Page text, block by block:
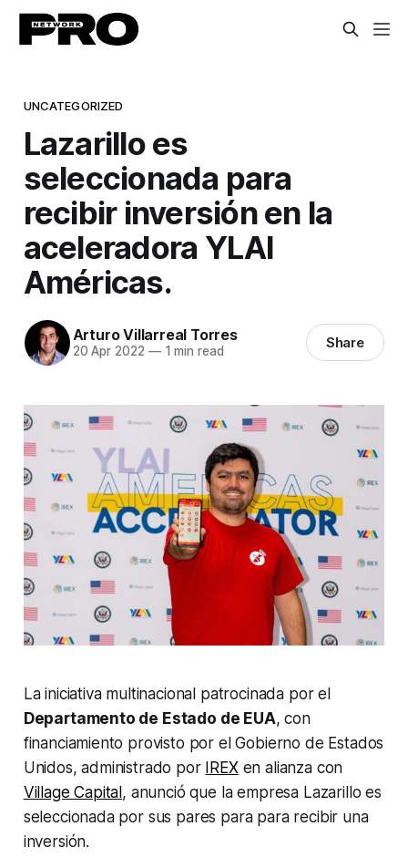
UNCATEGORIZED
Lazarillo es
seleccionada para
recibir inversión en la
aceleradora YLAI
Américas.
Arturo Villarreal Torres
20 Apr 2022 —1 min read Share
La iniciativa multinacional patrocinada por el
Departamento de Estado de EUA, con
financiamiento provisto por el Gobierno de Estados
Unidos, administrado por IREXen alianza con
Village Capital , anunció que la empresa Lazarillo es
seleccionada por sus pares para para recibir una
inversión.